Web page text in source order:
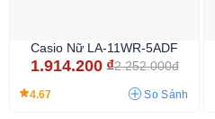
Casio Nữ LA-11WR-5ADF
1.914.200 ₫2.252.000đ
4.67 So Sánh